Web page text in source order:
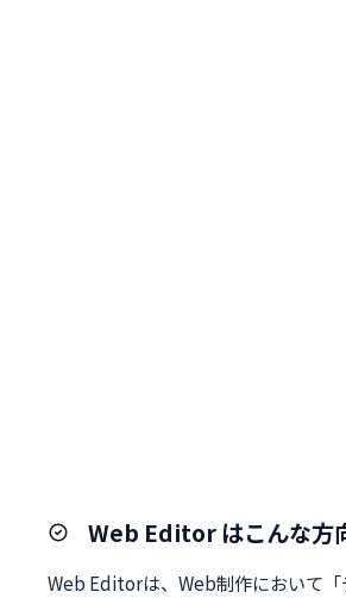
Web Editor はこんな方
Web Editorは、Web制作において「